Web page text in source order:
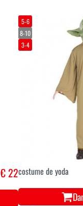
€ 22
5-6
8-10
3-4
costume de yoda